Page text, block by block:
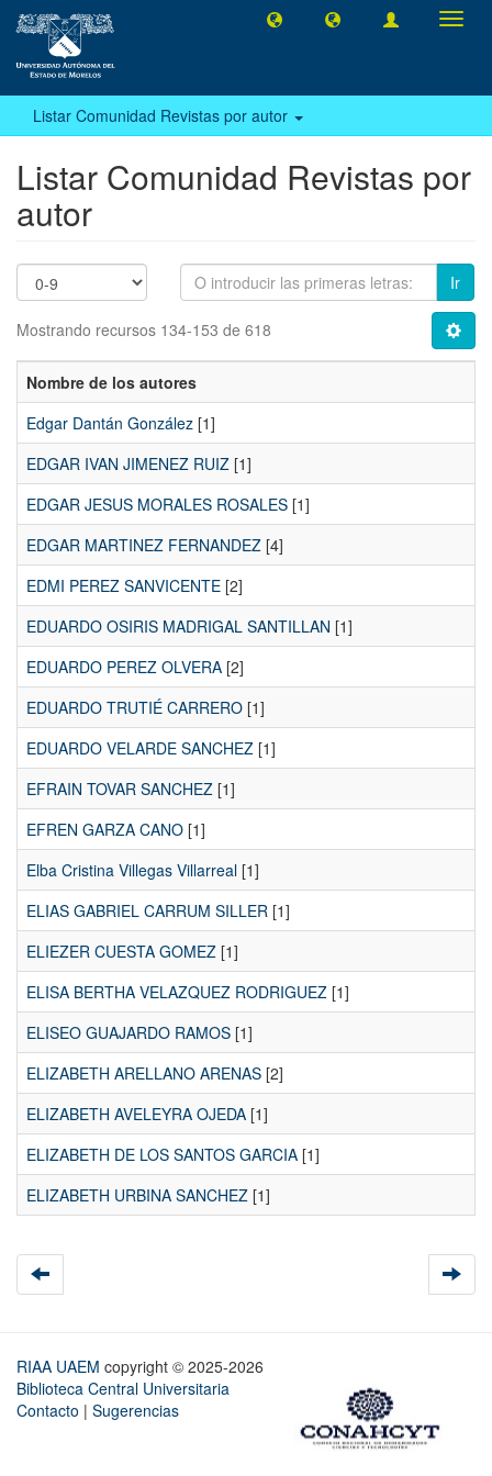
Listar Comunidad Revistas por autor
Listar Comunidad Revistas por
autor
Ir
Mostrando recursos 134-153 de 618
Nombre de los autores
Edgar Dantán González [1]
EDGAR IVAN JIMENEZ RUIZ [1]
EDGAR JESUS MORALES ROSALES [1]
EDGAR MARTINEZ FERNANDEZ [4]
EDMI PEREZ SANVICENTE [2]
EDUARDO OSIRIS MADRIGAL SANTILLAN [1]
EDUARDO PEREZ OLVERA [2]
EDUARDO TRUTIÉ CARRERO [1]
EDUARDO VELARDE SANCHEZ [1]
EFRAIN TOVAR SANCHEZ [1]
EFREN GARZA CANO [1]
Elba Cristina Villegas Villarreal [1]
ELIAS GABRIEL CARRUM SILLER [1]
ELIEZER CUESTA GOMEZ [1]
ELISA BERTHA VELAZQUEZ RODRIGUEZ [1]
ELISEO GUAJARDO RAMOS [1]
ELIZABETH ARELLANO ARENAS [2]
ELIZABETH AVELEYRA OJEDA [1]
ELIZABETH DE LOS SANTOS GARCIA [1]
ELIZABETH URBINA SANCHEZ [1]
RIAA UAEM copyright © 2025-2026
Biblioteca Central Universitaria
Contacto | Sugerencias